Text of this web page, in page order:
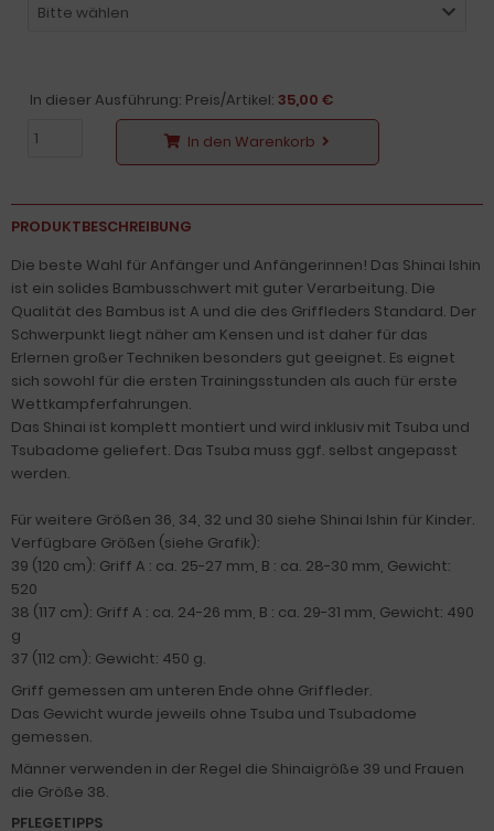
Bitte wählen
In dieser Ausführung: Preis/Artikel: 35,00 €
In den Warenkorb
PRODUKTBESCHREIBUNG
Die beste Wahl für Anfänger und Anfängerinnen! Das Shinai Ishin
ist ein solides Bambusschwert mit guter Verarbeitung. Die
Qualität des Bambus ist A und die des Griffleders Standard. Der
Schwerpunkt liegt näher am Kensen und ist daher für das
Erlernen großer Techniken besonders gut geeignet. Es eignet
sich sowohl für die ersten Trainingsstunden als auch für erste
Wettkampferfahrungen.
Das Shinai ist komplett montiert und wird inklusiv mit Tsuba und
Tsubadome geliefert. Das Tsuba muss ggf. selbst angepasst
werden.
Für weitere Größen 36, 34, 32 und 30 siehe Shinai Ishin für Kinder.
Verfügbare Größen (siehe Grafik):
39 (120 cm): Griff A : ca. 25-27 mm, B : ca. 28-30 mm, Gewicht:
520
38 (117 cm): Griff A : ca. 24-26 mm, B : ca. 29-31 mm, Gewicht: 490
g
37 (112 cm): Gewicht: 450 g.
Griff gemessen am unteren Ende ohne Griffleder.
Das Gewicht wurde jeweils ohne Tsuba und Tsubadome
gemessen.
Männer verwenden in der Regel die Shinaigröße 39 und Frauen
die Größe 38.
PFLEGETIPPS